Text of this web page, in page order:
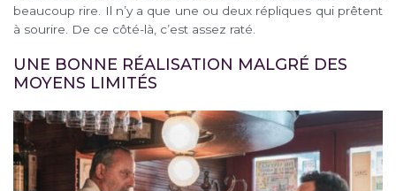
beaucoup rire. Il n’y a que une ou deux répliques qui prêtent
à sourire. De ce côté-là, c’est assez raté.
UNE BONNE RÉALISATION MALGRÉ DES
MOYENS LIMITÉS